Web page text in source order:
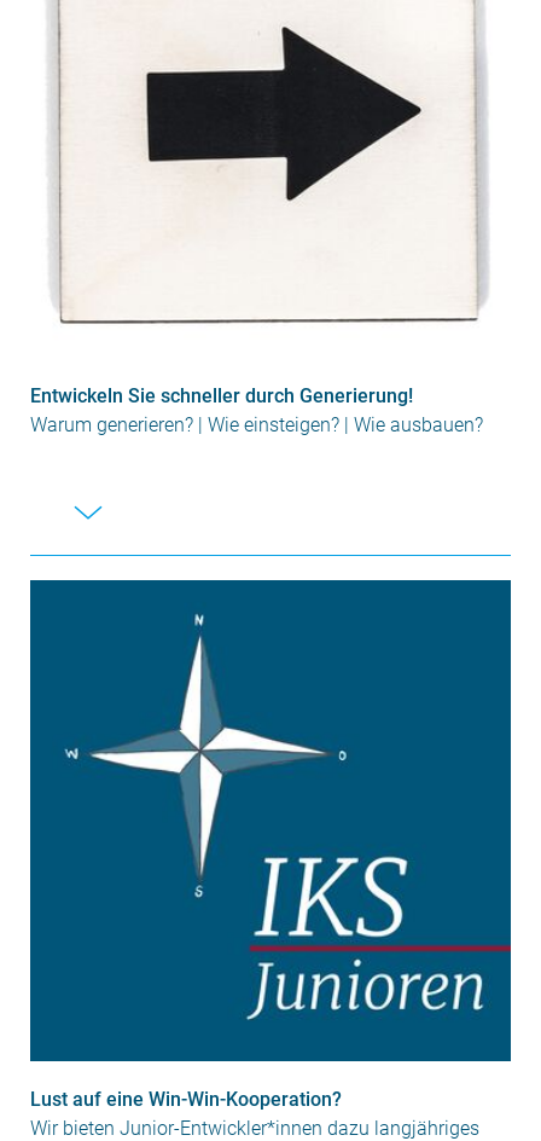
Entwickeln Sie schneller durch Generierung!
Warum generieren? | Wie einsteigen? | Wie ausbauen?
Lust auf eine Win-Win-Kooperation?
Wir bieten Junior-Entwickler*innen dazu langjähriges